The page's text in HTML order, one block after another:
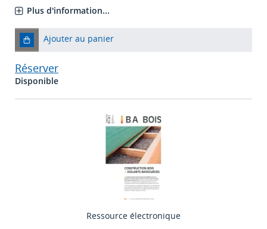
Plus d'information...
Ajouter au panier
Réserver
Disponible
Ressource électronique